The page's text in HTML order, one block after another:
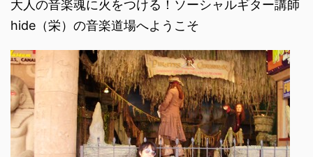
大人の音楽魂に火をつける！ソーシャルギター講師
hide（栄）の音楽道場へようこそ